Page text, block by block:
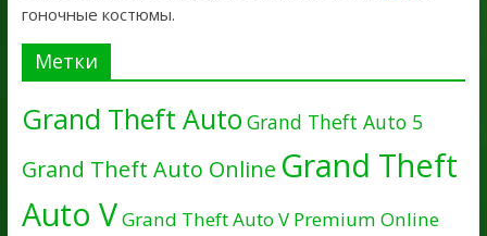
гоночные костюмы.
Метки
Grand Theft Auto Grand Theft Auto 5
Grand Theft Auto Online Grand Theft
Auto VGrand Theft Auto V Premium Online